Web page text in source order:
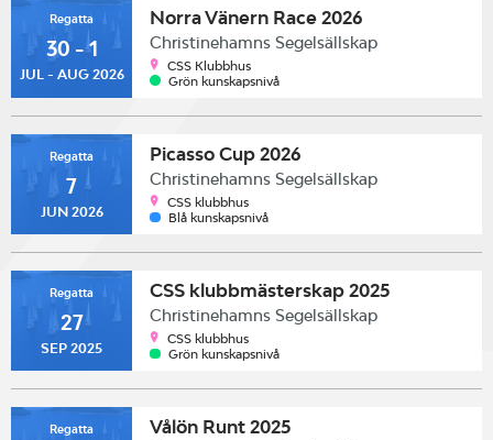
Regatta
30 - 1
JUL - AUG 2026
Norra Vänern Race 2026
Christinehamns Segelsällskap
CSS Klubbhus
Grön kunskapsnivå
Regatta
7
JUN 2026
Picasso Cup 2026
Christinehamns Segelsällskap
CSS klubbhus
Blå kunskapsnivå
Regatta
27
SEP 2025
CSS klubbmästerskap 2025
Christinehamns Segelsällskap
CSS klubbhus
Grön kunskapsnivå
Regatta Vålön Runt 2025